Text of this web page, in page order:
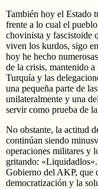
También hoy el Estado
frente a lo cual el
chovinista y fascistoide
viven los kurdos, sigo
hoy he hecho
de la crisis, mantenido
Turquía y las
una pequeña parte de
unilateralmente y una
servir como prueba de
No obstante, la actitud
continúan siendo
operaciones militares y
gritando:
Gobierno del AKP, que
democratización y la